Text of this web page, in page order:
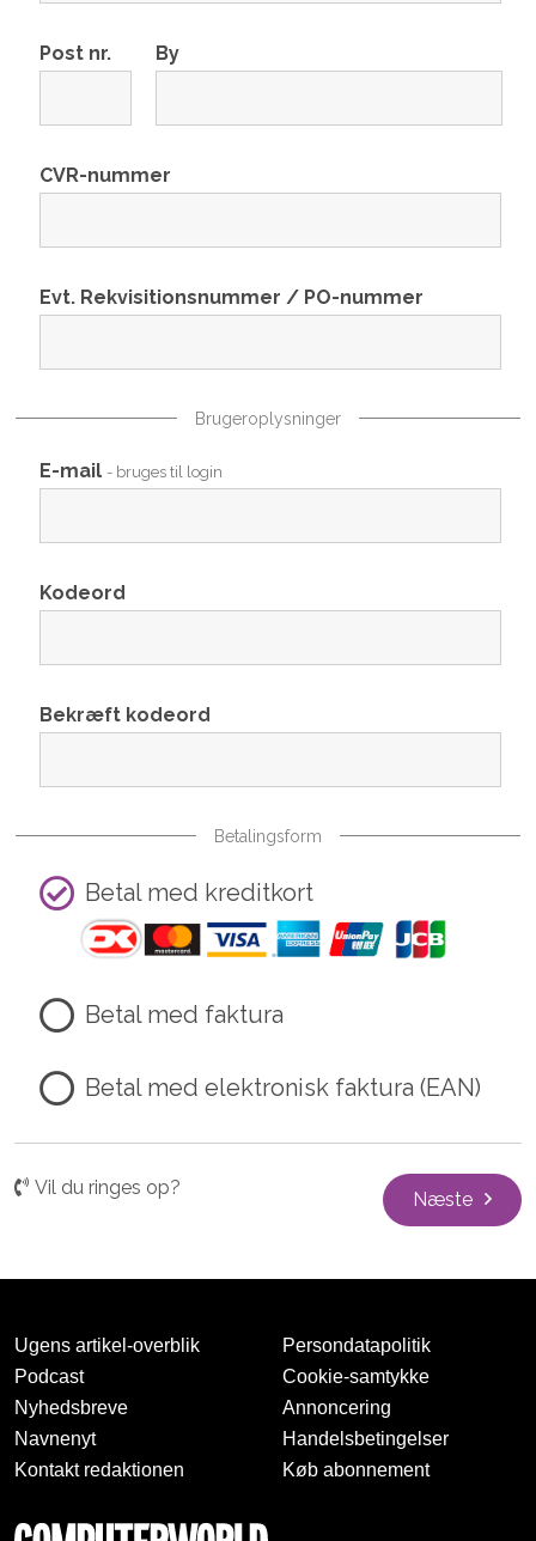
Post nr. By
CVR-nummer
Evt. Rekvisitionsnummer / PO-nummer
Brugeroplysninger
E-mail - bruges til login
Kodeord
Bekræft kodeord
Betalingsform
Betal med kreditkort
Betal med faktura
Betal med elektronisk faktura (EAN)
Vil du ringes op?
Næste
Ugens artikel-overblik
Podcast
Nyhedsbreve
Navnenyt
Kontakt redaktionen
Persondatapolitik
Cookie-samtykke
Annoncering
Handelsbetingelser
Køb abonnement